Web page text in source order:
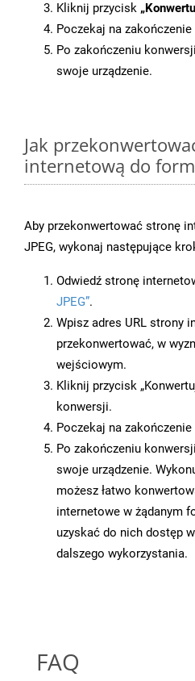
Kliknij przycisk
Poczekaj na
Po zakończeniu
swoje urządzenie.
Jak
internetową do
Aby przekonwertować stronę
JPEG, wykonaj następujące
Odwiedź stronę
JPEG”.
Wpisz adres URL strony
przekonwertować, w
wejściowym.
Kliknij przycisk
konwersji.
Poczekaj na
Po zakończeniu
swoje urządzenie.
możesz łatwo
internetowe w żądanym
uzyskać do nich dostęp
dalszego wykorzystania.
FAQ